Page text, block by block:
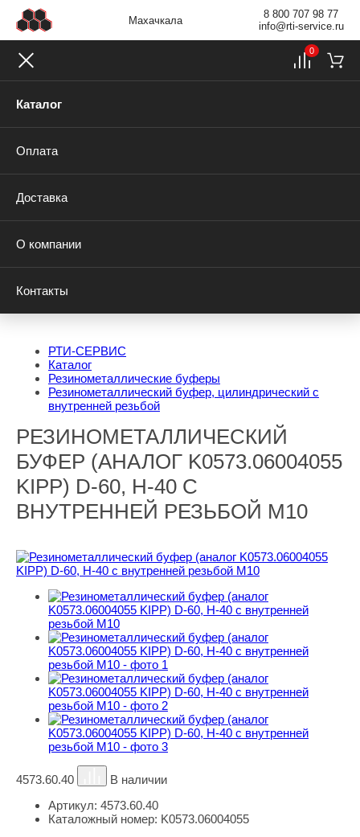
Махачкала
8 800 707 98 77
info@rti-service.ru
Каталог
Оплата
Доставка
О компании
Контакты
0
РТИ-СЕРВИС
Каталог
Резинометаллические буферы
Резинометаллический буфер, цилиндрический с
внутренней резьбой
РЕЗИНОМЕТАЛЛИЧЕСКИЙ
БУФЕР (АНАЛОГ K0573.06004055
KIPP) D-60, H-40 С
ВНУТРЕННЕЙ РЕЗЬБОЙ M10
4573.60.40
В наличии
Артикул: 4573.60.40
Каталожный номер: K0573.06004055